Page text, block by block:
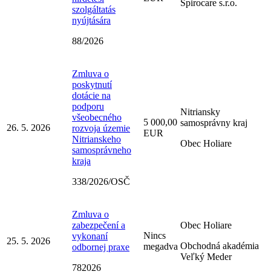
szolgáltatás
nyújtására
88/2026
Spirocare s.r.o.
26. 5. 2026
Zmluva o
poskytnutí
dotácie na
podporu
všeobecného
rozvoja územie
Nitrianskeho
samosprávneho
kraja
338/2026/OSČ
5 000,00
EUR
Nitriansky
samosprávny kraj
Obec Holiare
25. 5. 2026
Zmluva o
zabezpečení a
vykonaní
odbornej praxe
782026
Nincs
megadva
Obec Holiare
Obchodná akadémia
Veľký Meder